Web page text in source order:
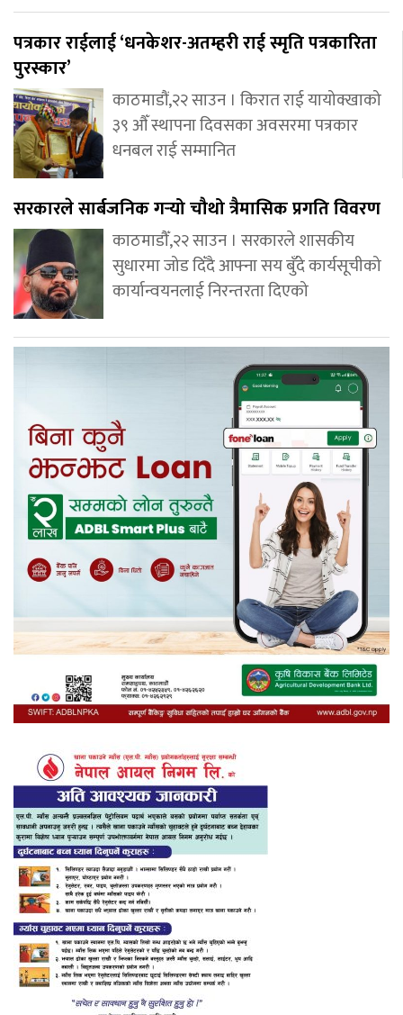
पत्रकार राईलाई ‘धनकेशर-अतम्हरी राई स्मृति पत्रकारिता
पुरस्कार’
काठमाडौं,२२ साउन । किरात राई यायोक्खाको
३९ औँ स्थापना दिवसका अवसरमा पत्रकार
धनबल राई सम्मानित
सरकारले सार्बजनिक गर्‍यो चौथो त्रैमासिक प्रगति विवरण
काठमाडौँ,२२ साउन । सरकारले शासकीय
सुधारमा जोड दिँदै आफ्ना सय बुँदे कार्यसूचीको
कार्यान्वयनलाई निरन्तरता दिएको